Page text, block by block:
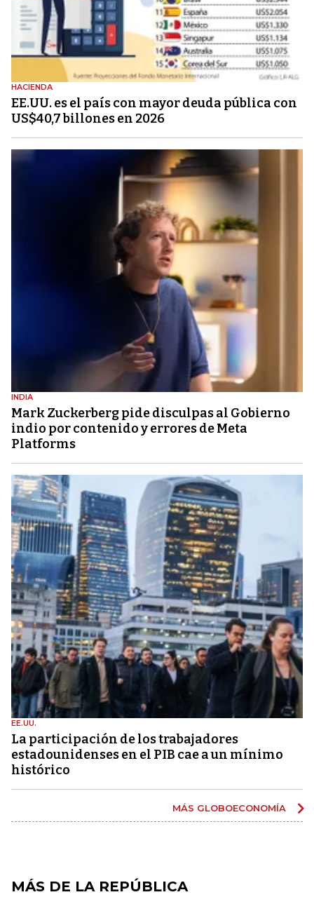
HACIENDA
EE.UU. es el país con mayor deuda pública con
US$40,7 billones en 2026
INDIA
Mark Zuckerberg pide disculpas al Gobierno
indio por contenido y errores de Meta
Platforms
EE.UU.
La participación de los trabajadores
estadounidenses en el PIB cae a un mínimo
histórico
MÁS GLOBOECONOMÍA
MÁS DE LA REPÚBLICA